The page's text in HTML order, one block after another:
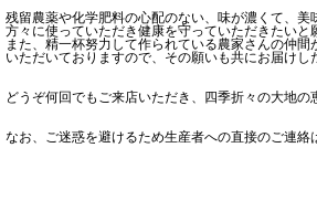
残留農薬や化学肥料の心配のない、味が濃くて、美
方々に使っていただき健康を守っていただきたいと
また、精一杯努力して作られている農家さんの仲
いただいておりますので、その願いも共にお届けし
どうぞ何回でもご来店いただき、四季折々の大地の
なお、ご迷惑を避けるため生産者への直接のご連絡